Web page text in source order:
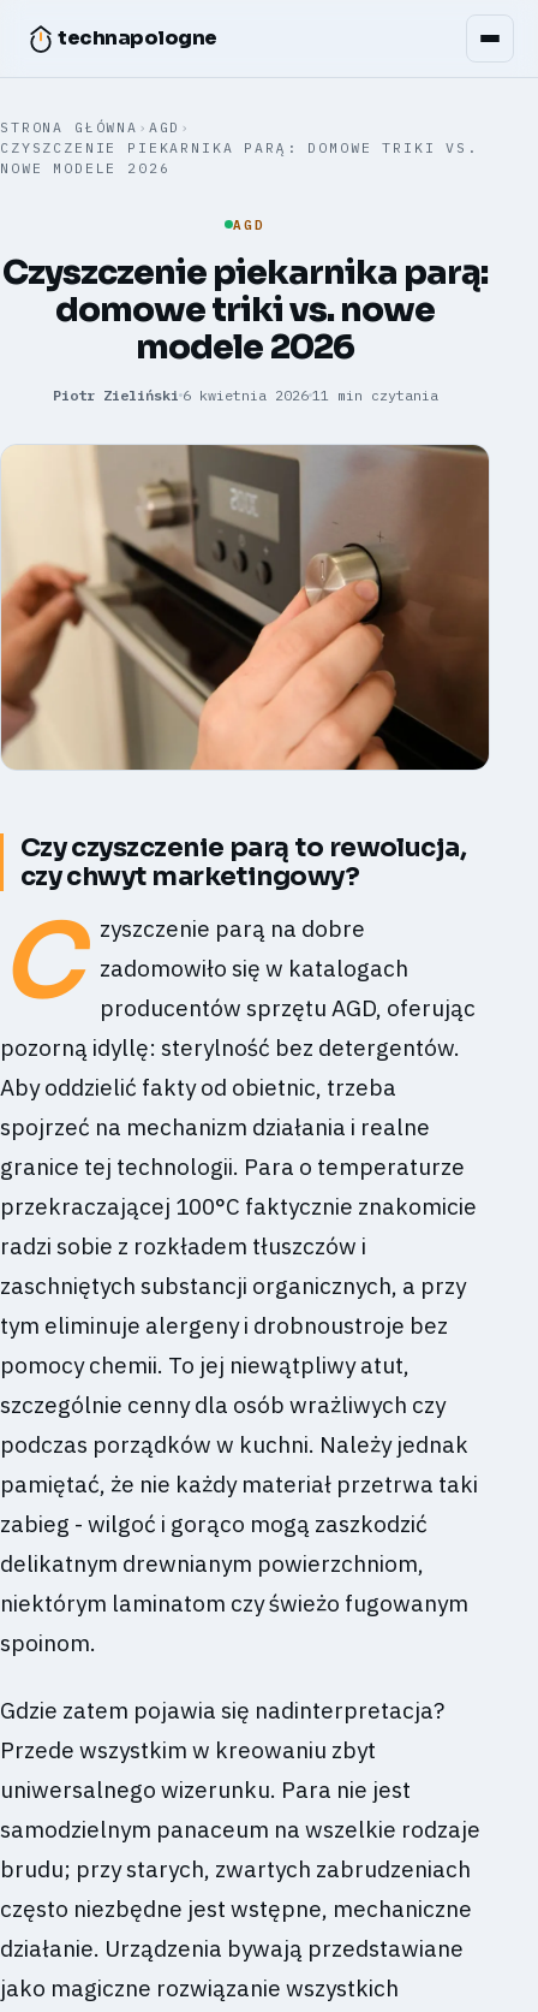
technapologne
STRONA GŁÓWNA › AGD ›
CZYSZCZENIE PIEKARNIKA PARĄ: DOMOWE TRIKI VS.
NOWE MODELE 2026
AGD
Czyszczenie piekarnika parą:
domowe triki vs. nowe
modele 2026
Piotr Zieliński 6 kwietnia 2026 11 min czytania
Czy czyszczenie parą to rewolucja,
czy chwyt marketingowy?
C
zyszczenie parą na dobre
zadomowiło się w katalogach
producentów sprzętu AGD, oferując
pozorną idyllę: sterylność bez detergentów.
Aby oddzielić fakty od obietnic, trzeba
spojrzeć na mechanizm działania i realne
granice tej technologii. Para o temperaturze
przekraczającej 100°C faktycznie znakomicie
radzi sobie z rozkładem tłuszczów i
zaschniętych substancji organicznych, a przy
tym eliminuje alergeny i drobnoustroje bez
pomocy chemii. To jej niewątpliwy atut,
szczególnie cenny dla osób wrażliwych czy
podczas porządków w kuchni. Należy jednak
pamiętać, że nie każdy materiał przetrwa taki
zabieg - wilgoć i gorąco mogą zaszkodzić
delikatnym drewnianym powierzchniom,
niektórym laminatom czy świeżo fugowanym
spoinom.
Gdzie zatem pojawia się nadinterpretacja?
Przede wszystkim w kreowaniu zbyt
uniwersalnego wizerunku. Para nie jest
samodzielnym panaceum na wszelkie rodzaje
brudu; przy starych, zwartych zabrudzeniach
często niezbędne jest wstępne, mechaniczne
działanie. Urządzenia bywają przedstawiane
jako magiczne rozwiązanie wszystkich